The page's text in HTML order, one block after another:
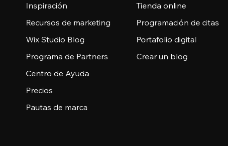
Inspiración
Recursos de marketing
Wix Studio Blog
Programa de Partners
Centro de Ayuda
Precios
Pautas de marca
Tienda online
Programación de citas
Portafolio digital
Crear un blog